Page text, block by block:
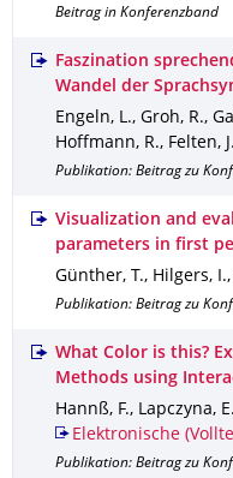
Beitrag in Konferenzband
Faszination
Wandel der
Engeln, L., Groh, R.,
Hoffmann, R., Felten,
Publikation: Beitrag zu
Visualization and
parameters in first
Günther, T., Hilgers,
Publikation: Beitrag zu
What Color is this?
Methods using
Hannß, F., Lapczyna,
Elektronische
Publikation: Beitrag zu